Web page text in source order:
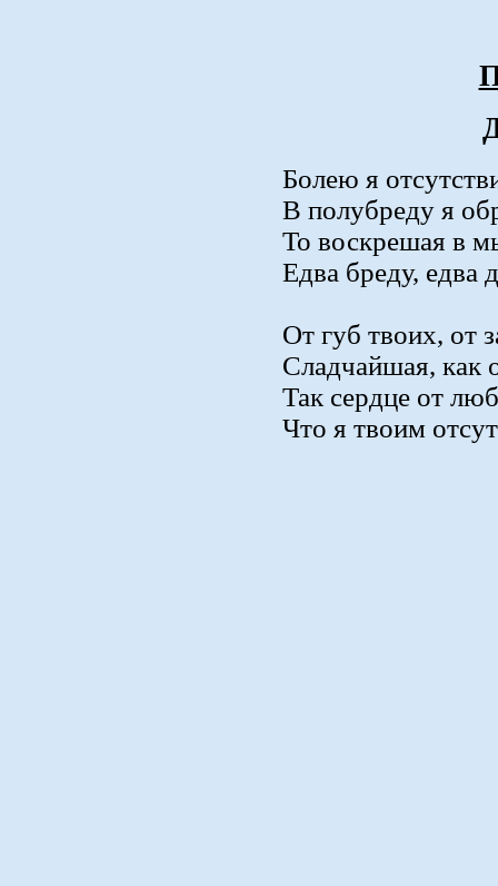
Болею я
В полубреду я
То воскрешая в
Едва бреду,
От губ твоих, от
Сладчайшая,
Так сердце от
Что я твоим